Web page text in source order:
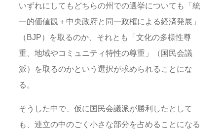
いずれにしてもどちらの州での選挙についても「統
一的価値観＋中央政府と同一政権による経済発展」
（BJP）を取るのか、それとも「文化の多様性尊
重、地域やコミュニティ特性の尊重」（国民会議
派）を取るのかという選択が求められることにな
る。
そうした中で、仮に国民会議派が勝利したとして
も、連立の中のごく小さな部分を占めることになる